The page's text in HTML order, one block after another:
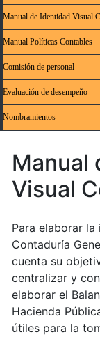
Manual de Identidad Visual
Manual Políticas Contables
Comisión de personal
Evaluación de desempeño
Nombramientos
Manual
Visual
Para elaborar
Contaduría
cuenta su
centralizar y
elaborar el
Hacienda
útiles para la